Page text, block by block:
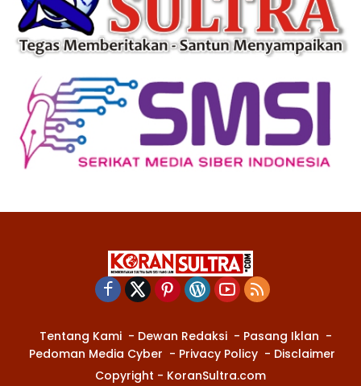
Tentang Kami Dewan Redaksi
Pasang Iklan
Pedoman Media Cyber
Privacy Policy
Disclaimer
Copyright - KoranSultra.com